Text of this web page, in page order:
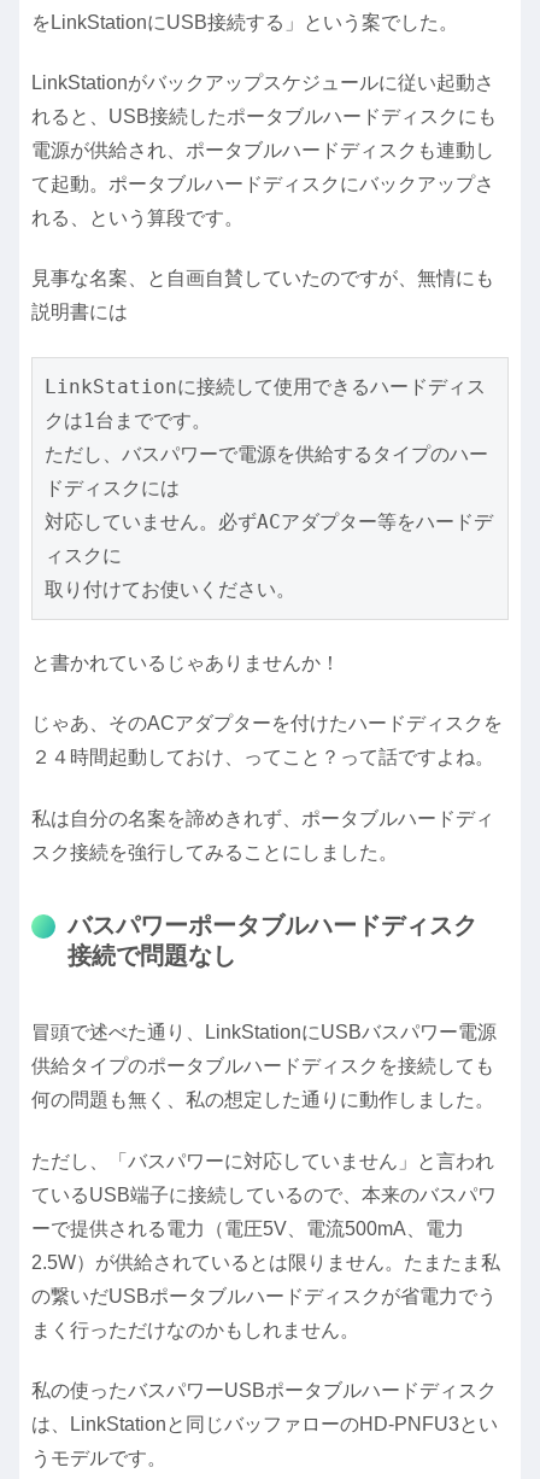
をLinkStationにUSB接続する」という案でした。
LinkStationがバックアップスケジュールに従い起動さ
れると、USB接続したポータブルハードディスクにも
電源が供給され、ポータブルハードディスクも連動し
て起動。ポータブルハードディスクにバックアップさ
れる、という算段です。
見事な名案、と自画自賛していたのですが、無情にも
説明書には
LinkStationに接続して使用できるハードディス
クは1台までです。
ただし、バスパワーで電源を供給するタイプのハー
ドディスクには
対応していません。必ずACアダプター等をハードデ
ィスクに
取り付けてお使いください。
と書かれているじゃありませんか！
じゃあ、そのACアダプターを付けたハードディスクを
２４時間起動しておけ、ってこと？って話ですよね。
私は自分の名案を諦めきれず、ポータブルハードディ
スク接続を強行してみることにしました。
バスパワーポータブルハードディスク
接続で問題なし
冒頭で述べた通り、LinkStationにUSBバスパワー電源
供給タイプのポータブルハードディスクを接続しても
何の問題も無く、私の想定した通りに動作しました。
ただし、「バスパワーに対応していません」と言われ
ているUSB端子に接続しているので、本来のバスパワ
ーで提供される電力（電圧5V、電流500mA、電力
2.5W）が供給されているとは限りません。たまたま私
の繋いだUSBポータブルハードディスクが省電力でう
まく行っただけなのかもしれません。
私の使ったバスパワーUSBポータブルハードディスク
は、LinkStationと同じバッファローのHD-PNFU3とい
うモデルです。